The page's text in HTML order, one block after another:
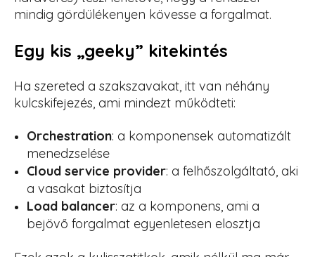
mindig gördülékenyen kövesse a forgalmat.
Egy kis „geeky” kitekintés
Ha szereted a szakszavakat, itt van néhány
kulcskifejezés, ami mindezt működteti:
Orchestration: a komponensek automatizált
menedzselése
Cloud service provider: a felhőszolgáltató, aki
a vasakat biztosítja
Load balancer: az a komponens, ami a
bejövő forgalmat egyenletesen elosztja